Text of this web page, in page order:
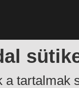
a tartalmak